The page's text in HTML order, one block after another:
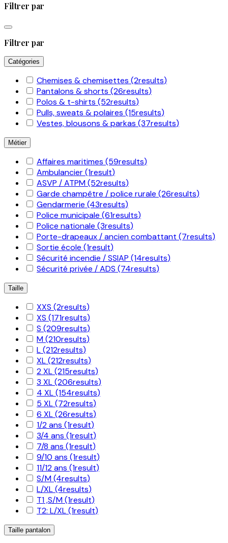
Filtrer par
Filtrer par
Catégories
Chemises & chemisettes (2results)
Pantalons & shorts (26results)
Polos & t-shirts (52results)
Pulls, sweats & polaires (15results)
Vestes, blousons & parkas (37results)
Métier
Affaires maritimes (59results)
Ambulancier(1result)
ASVP / ATPM(52results)
Garde champêtre / police rurale (26results)
Gendarmerie (43results)
Police municipale (61results)
Police nationale (3results)
Porte-drapeaux / ancien combattant (7results)
Sortie école (1result)
Sécurité incendie / SSIAP (14results)
Sécurité privée / ADS (74results)
Taille
XXS (2results)
XS (171results)
S (209results)
M(210results)
L(212results)
XL(212results)
2 XL(215results)
3 XL(206results)
4 XL(154results)
5 XL(72results)
6 XL(26results)
1/2 ans (1result)
3/4 ans (1result)
7/8 ans (1result)
9/10 ans (1result)
11/12 ans (1result)
S/M(4results)
L/XL(4results)
T1 ,S/M(1result)
T2: L/XL(1result)
Taille pantalon